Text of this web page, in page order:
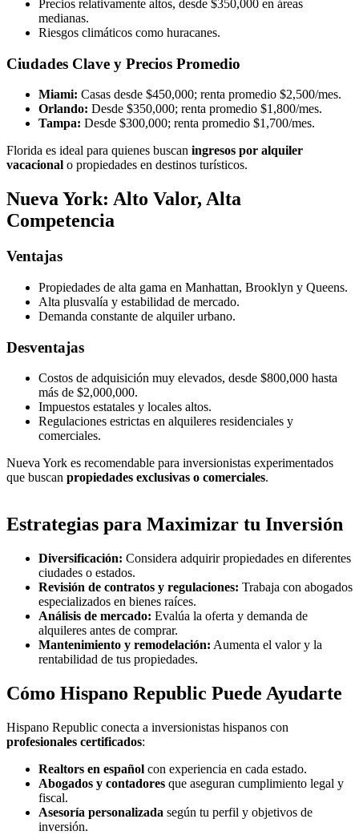
Precios relativamente altos, desde $350,000 en áreas
medianas.
Riesgos climáticos como huracanes.
Ciudades Clave y Precios Promedio
Miami: Casas desde $450,000; renta promedio $2,500/mes.
Orlando: Desde $350,000; renta promedio $1,800/mes.
Tampa: Desde $300,000; renta promedio $1,700/mes.
Florida es ideal para quienes buscan ingresos por alquiler
vacacional o propiedades en destinos turísticos.
Nueva York: Alto Valor, Alta
Competencia
Ventajas
Propiedades de alta gama en Manhattan, Brooklyn y Queens.
Alta plusvalía y estabilidad de mercado.
Demanda constante de alquiler urbano.
Desventajas
Costos de adquisición muy elevados, desde $800,000 hasta
más de $2,000,000.
Impuestos estatales y locales altos.
Regulaciones estrictas en alquileres residenciales y
comerciales.
Nueva York es recomendable para inversionistas experimentados
que buscan propiedades exclusivas o comerciales.
Estrategias para Maximizar tu Inversión
Diversificación: Considera adquirir propiedades en diferentes
ciudades o estados.
Revisión de contratos y regulaciones: Trabaja con abogados
especializados en bienes raíces.
Análisis de mercado: Evalúa la oferta y demanda de
alquileres antes de comprar.
Mantenimiento y remodelación: Aumenta el valor y la
rentabilidad de tus propiedades.
Cómo Hispano Republic Puede Ayudarte
Hispano Republic conecta a inversionistas hispanos con
profesionales certificados:
Realtors en español con experiencia en cada estado.
Abogados y contadores que aseguran cumplimiento legal y
fiscal.
Asesoría personalizada según tu perfil y objetivos de
inversión.